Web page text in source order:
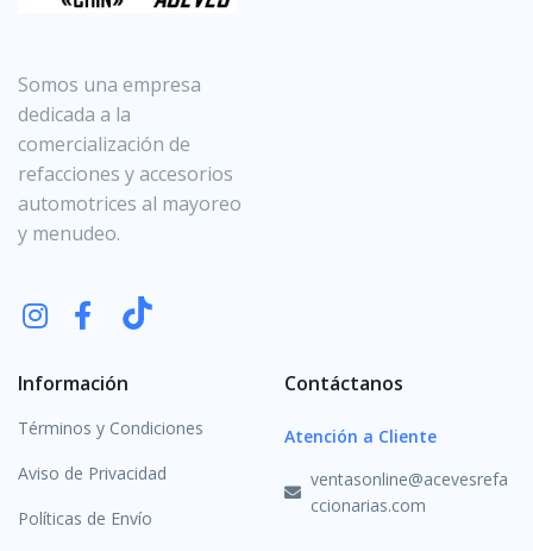
Somos una empresa
dedicada a la
comercialización de
refacciones y accesorios
automotrices al mayoreo
y menudeo.
Información
Términos y Condiciones
Aviso de Privacidad
Políticas de Envío
Contáctanos
Atención a Cliente
ventasonline@acevesrefa
ccionarias.com